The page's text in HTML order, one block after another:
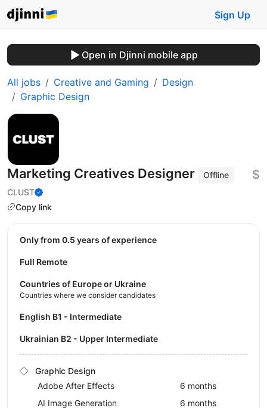
Sign Up
Open in Djinni mobile app
All jobs Creative and Gaming
Design
Graphic Design
Marketing Creatives Designer
Offline
CLUST
Copy link
$
Only from 0.5 years of experience
Full Remote
Countries of Europe or Ukraine
Countries where we consider candidates
English B1 - Intermediate
Ukrainian B2 - Upper Intermediate
Graphic Design
Adobe After Effects
6 months
AI Image Generation
6 months